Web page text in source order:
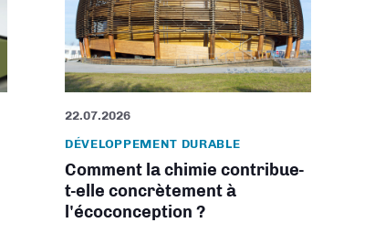
22.07.2026
DÉVELOPPEMENT DURABLE
Comment la chimie contribue-
t-elle concrètement à
l'écoconception ?